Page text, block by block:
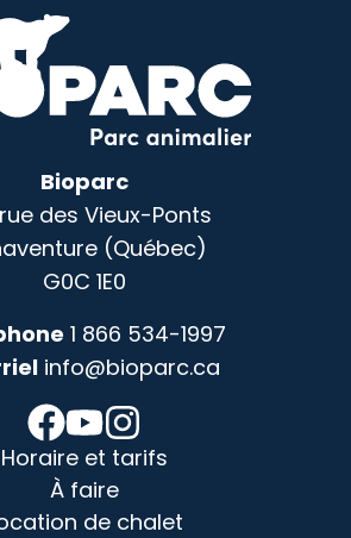
Bioparc
rue des Vieux-Ponts
(Québec)
G0C 1E0
1 866 534-1997
info@bioparc.ca
Horaire et tarifs
À faire
de chalet